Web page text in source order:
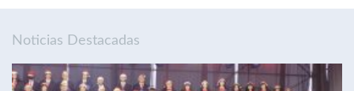
Noticias Destacadas